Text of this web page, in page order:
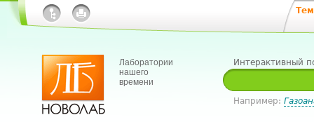
Лаборатории
нашего
времени
Интерактивный
Например: